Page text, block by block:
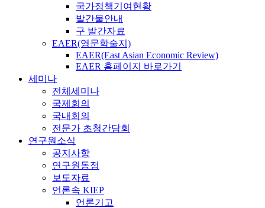
국가정책기여현황
발간물안내
구 발간자료
EAER(영문학술지)
EAER(East Asian Economic Review)
EAER 홈페이지 바로가기
세미나
전체세미나
국제회의
국내회의
전문가 초청간담회
연구원소식
공지사항
연구원동정
보도자료
언론속 KIEP
언론기고